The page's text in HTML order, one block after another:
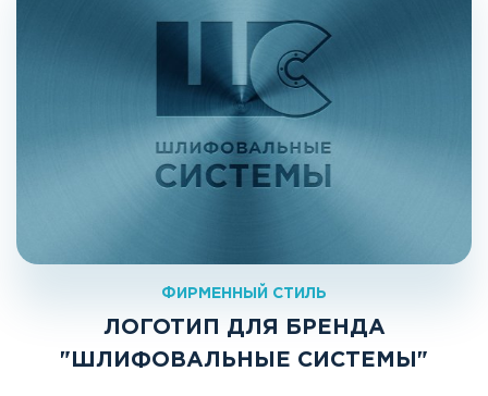
ФИРМЕННЫЙ СТИЛЬ
ЛОГОТИП ДЛЯ БРЕНДА
"ШЛИФОВАЛЬНЫЕ СИСТЕМЫ"